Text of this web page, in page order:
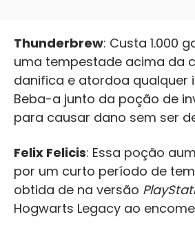
Thunderbrew: Custa 1.000
uma tempestade acima da
danifica e atordoa qualquer
Beba-a junto da poção de
para causar dano sem ser
Felix Felicis: Essa poção
por um curto período de
obtida de na versão
Hogwarts Legacy ao